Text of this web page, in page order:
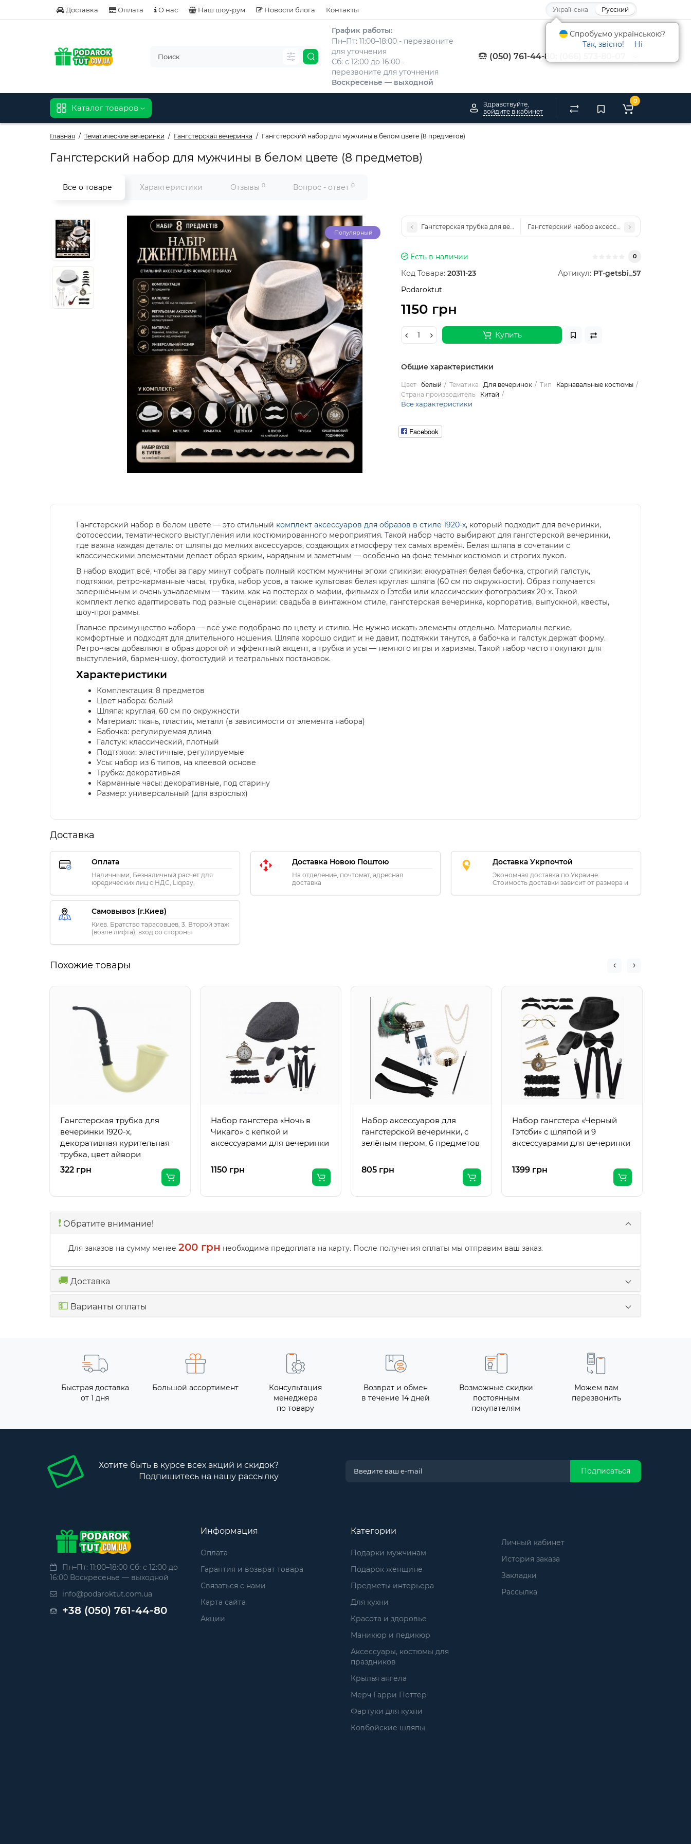
Доставка Оплата О нас Наш шоу-рум Новости блога Контакты Українська Русский
График работы:
Пн–Пт: 11:00–18:00 - перезвоните
для уточнения
Сб: с 12:00 до 16:00 -
перезвоните для уточнения
Воскресенье — выходной
(050) 761-44-80; (066) 573-80-07
Каталог товаров
Здравствуйте,
войдите в кабинет
0
Главная Тематические вечеринки Гангстерская вечеринка Гангстерский набор для мужчины в белом цвете (8 предметов)
Гангстерский набор для мужчины в белом цвете (8 предметов)
Все о товаре Характеристики Отзывы 0 Вопрос - ответ 0
Популярный
Гангстерская трубка для вечеринки 1920-х, декоративная курительная трубка,
Гангстерский набор аксессуаров 1920-х с
Есть в наличии 0
Код Товара: 20311-23 Артикул: PT-getsbi_57
Podaroktut
1150 грн
Купить
Общие характеристики
Цвет белый Тематика Для вечеринок Тип
Карнавальные костюмы
Страна производитель
Китай
Все характеристики
Facebook
Гангстерский набор в белом цвете — это стильный комплект аксессуаров для образов в стиле 1920-х, который подходит для вечеринки,
фотосессии, тематического выступления или костюмированного мероприятия. Такой набор часто выбирают для гангстерской вечеринки,
где важна каждая деталь: от шляпы до мелких аксессуаров, создающих атмосферу тех самых времён. Белая шляпа в сочетании с
классическими элементами делает образ ярким, нарядным и заметным — особенно на фоне темных костюмов и строгих луков.
В набор входит всё, чтобы за пару минут собрать полный костюм мужчины эпохи спикизи: аккуратная белая бабочка, строгий галстук,
подтяжки, ретро-карманные часы, трубка, набор усов, а также культовая белая круглая шляпа (60 см по окружности). Образ получается
завершённым и очень узнаваемым — таким, как на постерах о мафии, фильмах о Гэтсби или классических фотографиях 20-х. Такой
комплект легко адаптировать под разные сценарии: свадьба в винтажном стиле, гангстерская вечеринка, корпоратив, выпускной, квесты,
шоу-программы.
Главное преимущество набора — всё уже подобрано по цвету и стилю. Не нужно искать элементы отдельно. Материалы легкие,
комфортные и подходят для длительного ношения. Шляпа хорошо сидит и не давит, подтяжки тянутся, а бабочка и галстук держат форму.
Ретро-часы добавляют в образ дорогой и эффектный акцент, а трубка и усы — немного игры и харизмы. Такой набор часто покупают для
выступлений, бармен-шоу, фотостудий и театральных постановок.
Характеристики
Комплектация: 8 предметов
Цвет набора: белый
Шляпа: круглая, 60 см по окружности
Материал: ткань, пластик, металл (в зависимости от элемента набора)
Бабочка: регулируемая длина
Галстук: классический, плотный
Подтяжки: эластичные, регулируемые
Усы: набор из 6 типов, на клеевой основе
Трубка: декоративная
Карманные часы: декоративные, под старину
Размер: универсальный (для взрослых)
Доставка
Оплата
Наличными, Безналичный расчет для
юредических лиц с НДС, Liqpay,
Visa/MasterCard, Privat24
Доставка Новою Поштою
На отделение, почтомат, адресная
доставка
Доставка Укрпочтой
Экономная доставка по Украине.
Стоимость доставки зависит от размера и
Самовывоз (г.Киев)
Киев. Братство тарасовцев, 3. Второй этаж
(возле лифта), вход со стороны
Похожие товары
Гангстерская трубка для
вечеринки 1920-х,
декоративная курительная
трубка, цвет айвори
322 грн
Набор гангстера «Ночь в
Чикаго» с кепкой и
аксессуарами для вечеринки
1150 грн
Набор аксессуаров для
гангстерской вечеринки, с
зелёным пером, 6 предметов
805 грн
Набор гангстера «Черный
Гэтсби» с шляпой и 9
аксессуарами для вечеринки
1399 грн
❗️ Обратите внимание!
Для заказов на сумму менее 200 грн необходима предоплата на карту. После получения оплаты мы отправим ваш заказ.
🚚 Доставка
💵 Варианты оплаты
Быстрая доставка
от 1 дня
Большой ассортимент
Консультация
менеджера
по товару
Возврат и обмен
в течение 14 дней
Возможные скидки
постоянным
покупателям
Можем вам
перезвонить
Хотите быть в курсе всех акций и скидок?
Подпишитесь на нашу рассылку
Подписаться
Пн–Пт: 11:00–18:00 Сб: с 12:00 до
16:00 Воскресенье — выходной
info@podaroktut.com.ua
+38 (050) 761-44-80
Информация
Оплата
Гарантия и возврат товара
Связаться с нами
Карта сайта
Акции
Категории
Подарки мужчинам
Подарок женщине
Предметы интерьера
Для кухни
Красота и здоровье
Маникюр и педикюр
Аксессуары, костюмы для
праздников
Крылья ангела
Мерч Гарри Поттер
Фартуки для кухни
Ковбойские шляпы
Личный кабинет
История заказа
Закладки
Рассылка
Спробуємо українською?
Так, звісно!
Ні